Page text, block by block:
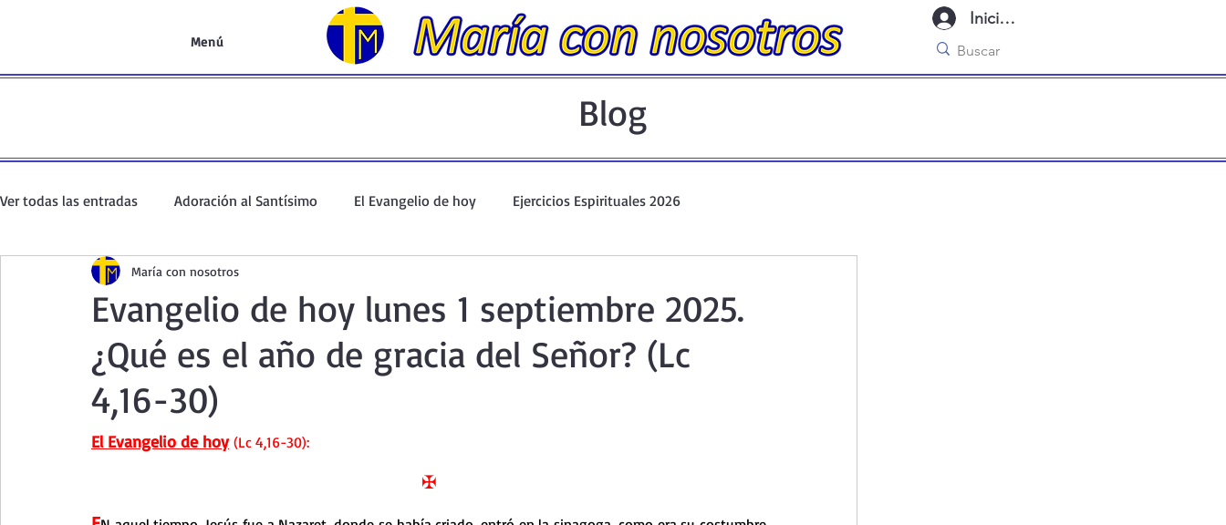
Menú
Iniciar sesión
Blog
Ver todas las entradas Adoración al Santísimo El Evangelio de hoy Ejercicios Espirituales 2026
Oración de la mañana El Evangelio en un minuto
Curso de oración Curso del Catecismo Santo Rosario y Coronilla Oraciones Eucarísticas
Curso de vida espiritual
La vida espiritual en frases breves
Evangelio de hoy lunes 1 septiembre 2025.
¿Qué es el año de gracia del Señor? (Lc
4,16-30)
María con nosotros
El Evangelio de hoy (Lc 4,16-30):
✠